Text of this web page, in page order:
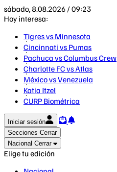
sábado, 8.08.2026 / 09:23
Hoy interesa:
Tigres vs Minnesota
Cincinnati vs Pumas
Pachuca vs Columbus Crew
Charlotte FC vs Atlas
México vs Venezuela
Katia Itzel
CURP Biométrica
Iniciar sesión
Secciones Cerrar
Nacional Cerrar
Elige tu edición